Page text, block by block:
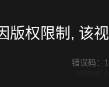
版权限制, 该
错误码：